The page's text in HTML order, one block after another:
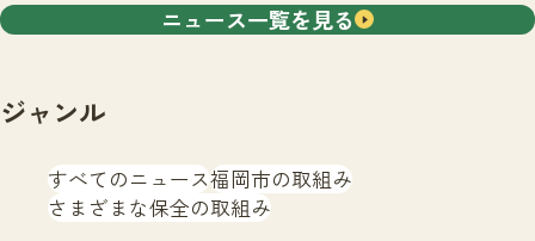
ニュース一覧を見る
ジャンル
すべてのニュース福岡市の取組み
さまざまな保全の取組み